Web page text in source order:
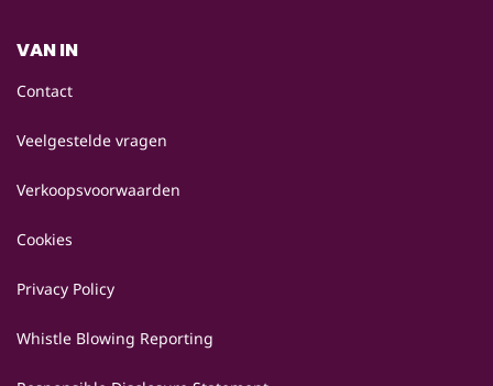
VAN IN
Contact
Veelgestelde vragen
Verkoopsvoorwaarden
Cookies
Privacy Policy
Whistle Blowing Reporting